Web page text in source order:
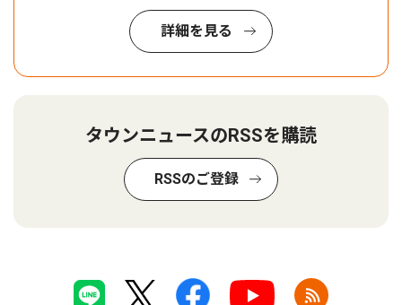
詳細を見る
タウンニュースのRSSを購読
RSSのご登録